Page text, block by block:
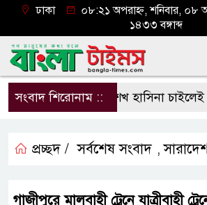
ঢাকা
০৮:২১ অপরাহ্ন, শনিবার, ০৮
১৪৩৩ বঙ্গাব্দ
সংবাদ শিরোনাম ::শেখ হাসিনা চাইলেই কি
প্রচ্ছদ / সর্বশেষ সংবাদ ,
গাজীপুরে মালবাহী ট্রেনে যাত্রীবাহী